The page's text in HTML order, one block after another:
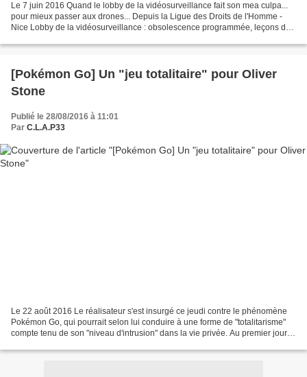
Le 7 juin 2016 Quand le lobby de la vidéosurveillance fait son mea culpa...
pour mieux passer aux drones... Depuis la Ligue des Droits de l'Homme -
Nice Lobby de la vidéosurveillance : obsolescence programmée, leçons de
[Pokémon Go] Un "jeu totalitaire" pour Oliver
Stone
Publié le 28/08/2016 à 11:01
Par C.L.A.P33
Le 22 août 2016 Le réalisateur s'est insurgé ce jeudi contre le phénomène
Pokémon Go, qui pourrait selon lui conduire à une forme de "totalitarisme"
compte tenu de son "niveau d'intrusion" dans la vie privée. Au premier jour